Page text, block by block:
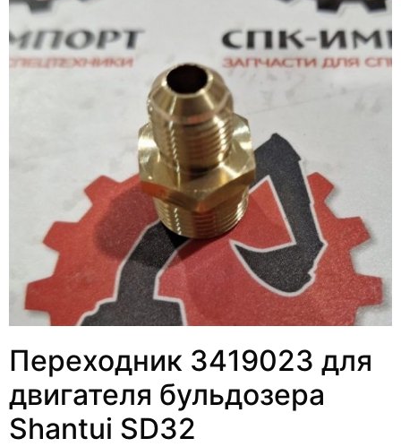
Переходник 3419023 для
двигателя бульдозера
Shantui SD32